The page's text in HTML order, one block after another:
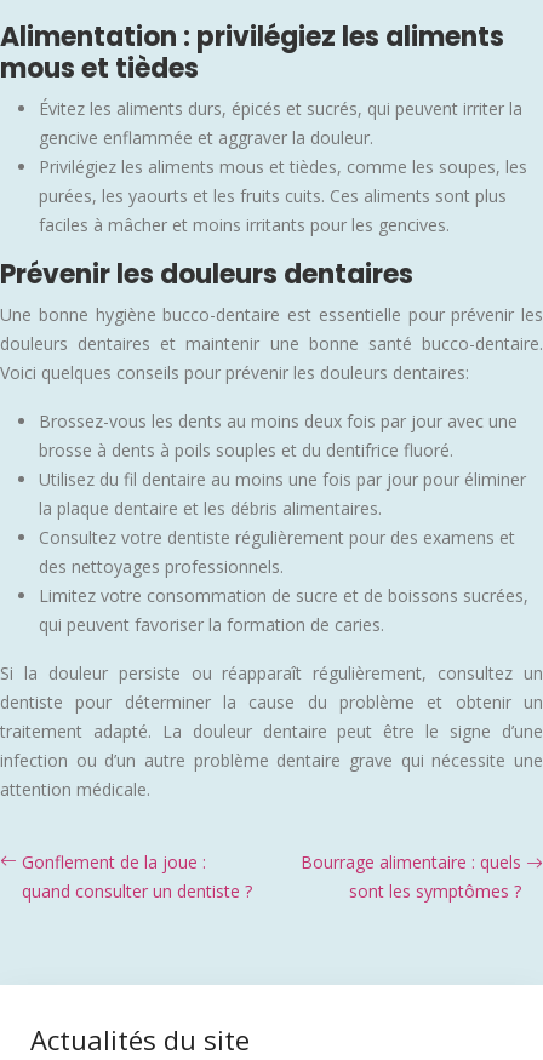
Alimentation : privilégiez les aliments
mous et tièdes
Évitez les aliments durs, épicés et sucrés, qui peuvent irriter la
gencive enflammée et aggraver la douleur.
Privilégiez les aliments mous et tièdes, comme les soupes, les
purées, les yaourts et les fruits cuits. Ces aliments sont plus
faciles à mâcher et moins irritants pour les gencives.
Prévenir les douleurs dentaires
Une bonne hygiène bucco-dentaire est essentielle pour prévenir les
douleurs dentaires et maintenir une bonne santé bucco-dentaire.
Voici quelques conseils pour prévenir les douleurs dentaires:
Brossez-vous les dents au moins deux fois par jour avec une
brosse à dents à poils souples et du dentifrice fluoré.
Utilisez du fil dentaire au moins une fois par jour pour éliminer
la plaque dentaire et les débris alimentaires.
Consultez votre dentiste régulièrement pour des examens et
des nettoyages professionnels.
Limitez votre consommation de sucre et de boissons sucrées,
qui peuvent favoriser la formation de caries.
Si la douleur persiste ou réapparaît régulièrement, consultez un
dentiste pour déterminer la cause du problème et obtenir un
traitement adapté. La douleur dentaire peut être le signe d’une
infection ou d’un autre problème dentaire grave qui nécessite une
attention médicale.
Gonflement de la joue :
quand consulter un dentiste ?
Bourrage alimentaire : quels
sont les symptômes ?
Actualités du site